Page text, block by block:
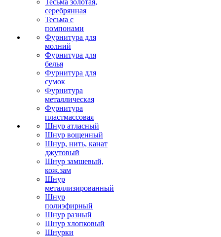
Тесьма золотая,
серебрянная
Тесьма с
помпонами
Фурнитура для
молний
Фурнитура для
белья
Фурнитура для
сумок
Фурнитура
металлическая
Фурнитура
пластмассовая
Шнур атласный
Шнур вощенный
Шнур, нить, канат
джутовый
Шнур замшевый,
кож.зам
Шнур
металлизированный
Шнур
полиэфирный
Шнур разный
Шнур хлопковый
Шнурки